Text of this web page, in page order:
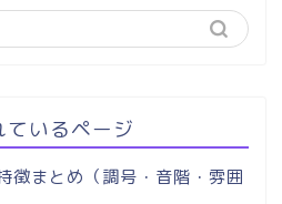
ているページ
徴まとめ（調号・音階・雰囲